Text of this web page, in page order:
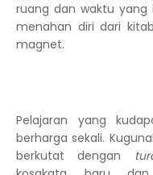
ruang dan waktu yang
menahan diri dari
magnet.
Pelajaran yang
berharga sekali.
berkutat dengan